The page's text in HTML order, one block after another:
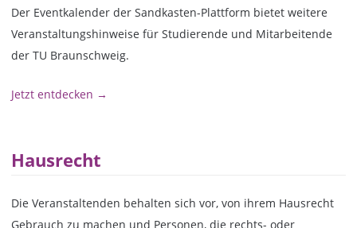
Der Eventkalender der Sandkasten-Plattform bietet weitere
Veranstaltungshinweise für Studierende und Mitarbeitende
der TU Braunschweig.
Jetzt entdecken →
Hausrecht
Die Veranstaltenden behalten sich vor, von ihrem Hausrecht
Gebrauch zu machen und Personen, die rechts- oder